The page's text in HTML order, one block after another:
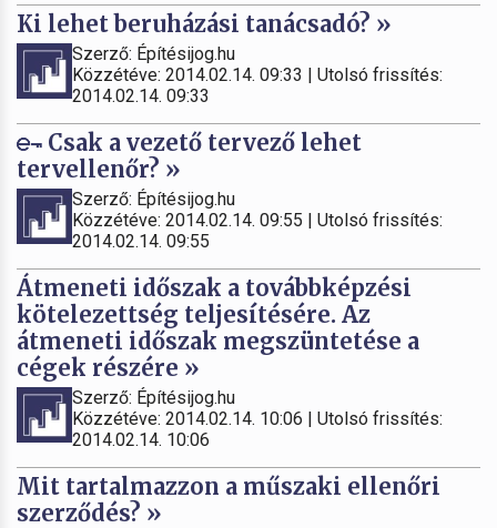
Ki lehet beruházási tanácsadó? »
Szerző: Építésijog.hu
Közzétéve: 2014.02.14. 09:33 | Utolsó frissítés:
2014.02.14. 09:33
Csak a vezető tervező lehet
tervellenőr? »
Szerző: Építésijog.hu
Közzétéve: 2014.02.14. 09:55 | Utolsó frissítés:
2014.02.14. 09:55
Átmeneti időszak a továbbképzési
kötelezettség teljesítésére. Az
átmeneti időszak megszüntetése a
cégek részére »
Szerző: Építésijog.hu
Közzétéve: 2014.02.14. 10:06 | Utolsó frissítés:
2014.02.14. 10:06
Mit tartalmazzon a műszaki ellenőri
szerződés? »